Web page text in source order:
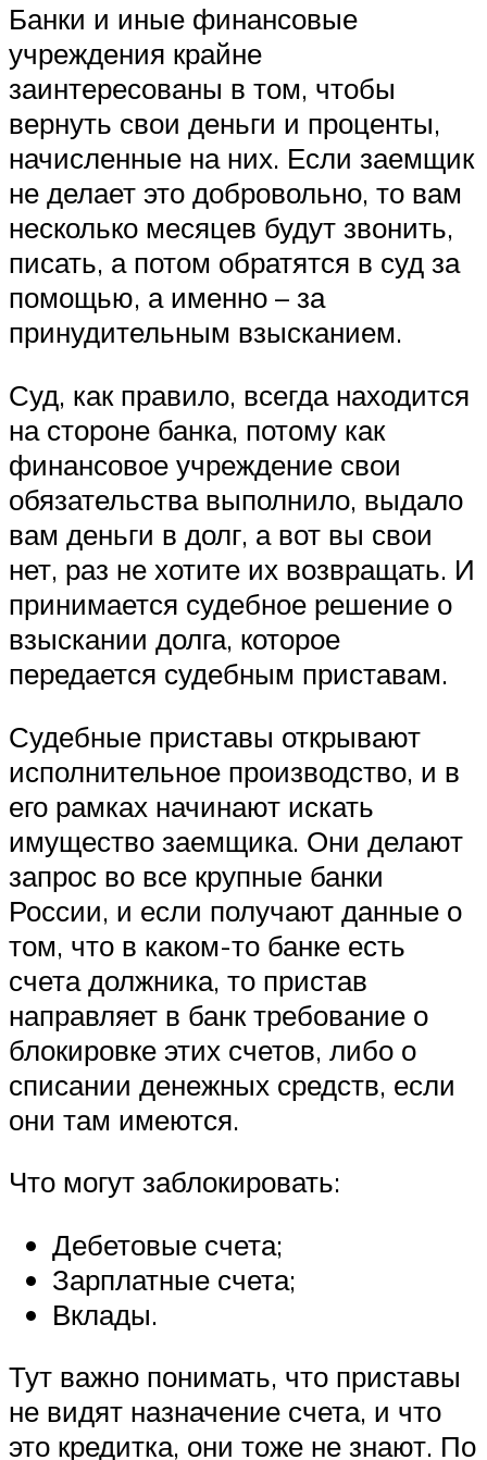
Банки и иные финансовые
учреждения крайне
заинтересованы в том, чтобы
вернуть свои деньги и проценты,
начисленные на них. Если заемщик
не делает это добровольно, то вам
несколько месяцев будут звонить,
писать, а потом обратятся в суд за
помощью, а именно – за
принудительным взысканием.
Суд, как правило, всегда находится
на стороне банка, потому как
финансовое учреждение свои
обязательства выполнило, выдало
вам деньги в долг, а вот вы свои
нет, раз не хотите их возвращать. И
принимается судебное решение о
взыскании долга, которое
передается судебным приставам.
Судебные приставы открывают
исполнительное производство, и в
его рамках начинают искать
имущество заемщика. Они делают
запрос во все крупные банки
России, и если получают данные о
том, что в каком-то банке есть
счета должника, то пристав
направляет в банк требование о
блокировке этих счетов, либо о
списании денежных средств, если
они там имеются.
Что могут заблокировать:
Дебетовые счета;
Зарплатные счета;
Вклады.
Тут важно понимать, что приставы
не видят назначение счета, и что
это кредитка, они тоже не знают. По